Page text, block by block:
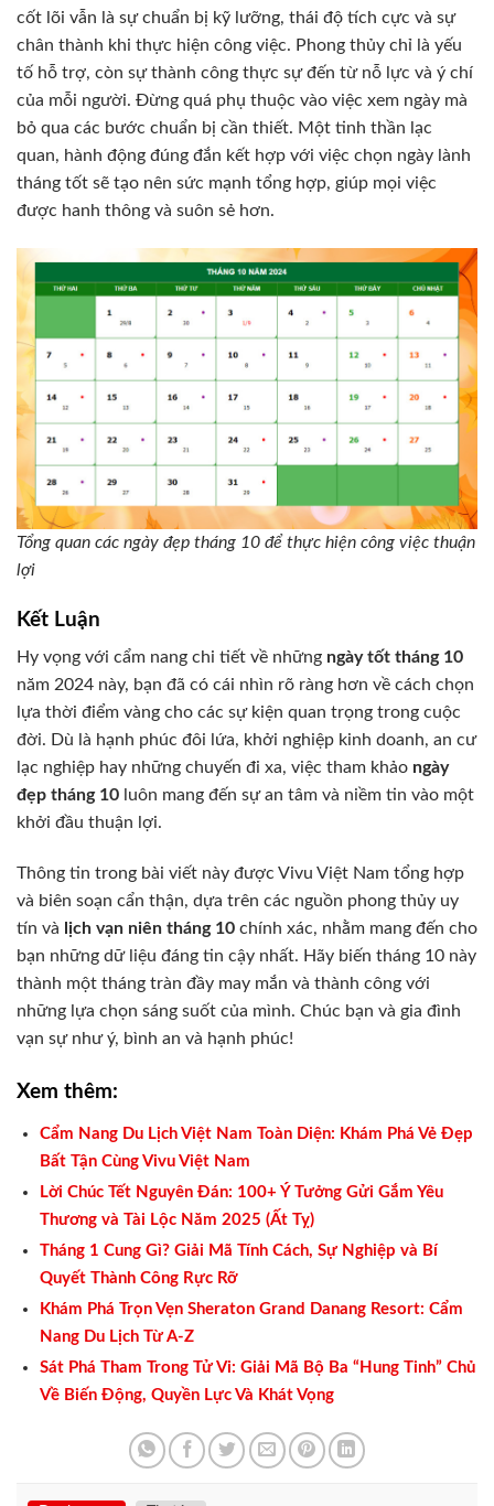
cốt lõi vẫn là sự chuẩn bị kỹ lưỡng, thái độ tích cực và sự
chân thành khi thực hiện công việc. Phong thủy chỉ là yếu
tố hỗ trợ, còn sự thành công thực sự đến từ nỗ lực và ý chí
của mỗi người. Đừng quá phụ thuộc vào việc xem ngày mà
bỏ qua các bước chuẩn bị cần thiết. Một tinh thần lạc
quan, hành động đúng đắn kết hợp với việc chọn ngày lành
tháng tốt sẽ tạo nên sức mạnh tổng hợp, giúp mọi việc
được hanh thông và suôn sẻ hơn.
Tổng quan các ngày đẹp tháng 10 để thực hiện công việc thuận
lợi
Kết Luận
Hy vọng với cẩm nang chi tiết về những ngày tốt tháng 10
năm 2024 này, bạn đã có cái nhìn rõ ràng hơn về cách chọn
lựa thời điểm vàng cho các sự kiện quan trọng trong cuộc
đời. Dù là hạnh phúc đôi lứa, khởi nghiệp kinh doanh, an cư
lạc nghiệp hay những chuyến đi xa, việc tham khảo ngày
đẹp tháng 10 luôn mang đến sự an tâm và niềm tin vào một
khởi đầu thuận lợi.
Thông tin trong bài viết này được Vivu Việt Nam tổng hợp
và biên soạn cẩn thận, dựa trên các nguồn phong thủy uy
tín và
lịch vạn niên tháng 10 chính xác, nhằm mang đến cho
bạn những dữ liệu đáng tin cậy nhất. Hãy biến tháng 10 này
thành một tháng tràn đầy may mắn và thành công với
những lựa chọn sáng suốt của mình. Chúc bạn và gia đình
vạn sự như ý, bình an và hạnh phúc!
Xem thêm:
Cẩm Nang Du Lịch Việt Nam Toàn Diện: Khám Phá Vẻ Đẹp
Bất Tận Cùng Vivu Việt Nam
Lời Chúc Tết Nguyên Đán: 100+ Ý Tưởng Gửi Gắm Yêu
Thương và Tài Lộc Năm 2025 (Ất Tỵ)
Tháng 1 Cung Gì? Giải Mã Tính Cách, Sự Nghiệp và Bí
Quyết Thành Công Rực Rỡ
Khám Phá Trọn Vẹn Sheraton Grand Danang Resort: Cẩm
Nang Du Lịch Từ A-Z
Sát Phá Tham Trong Tử Vi: Giải Mã Bộ Ba “Hung Tinh” Chủ
Về Biến Động, Quyền Lực Và Khát Vọng